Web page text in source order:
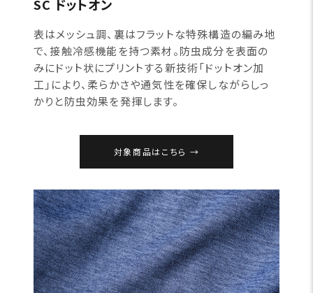
SC ドットオン
表はメッシュ調、裏はフラットな特殊構造の編み地
で、接触冷感機能を持つ素材。防虫成分を表面の
みにドット状にプリントする新技術「ドットオン加
工」により、柔らかさや通気性を確保しながらしっ
かりと防虫効果を発揮します。
対象商品はこちら